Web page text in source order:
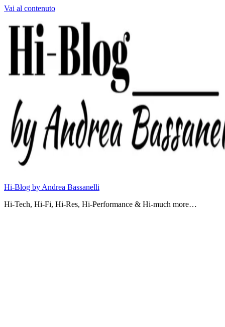
Vai al contenuto
Hi-Blog by Andrea Bassanelli
Hi-Tech, Hi-Fi, Hi-Res, Hi-Performance & Hi-much more…